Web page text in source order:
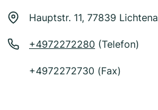
Hauptstr. 11, 77839
+4972272280 (Telefon)
+4972272730 (Fax)